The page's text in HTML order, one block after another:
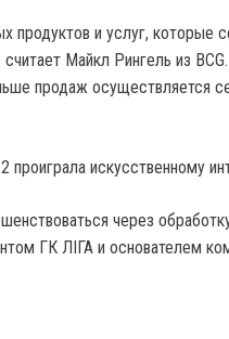
продуктов и услуг, которые
Майкл Рингель из
продаж осуществляется
искусственному
через
ГК ЛІГА и основателем